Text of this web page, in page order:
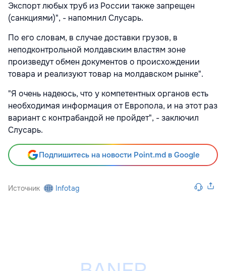
Экспорт любых труб из России также запрещен
(санкциями)", - напомнил Слусарь.
По его словам, в случае доставки грузов, в
неподконтрольной молдавским властям зоне
произведут обмен документов о происхождении
товара и реализуют товар на молдавском рынке".
"Я очень надеюсь, что у компетентных органов есть
необходимая информация от Европола, и на этот раз
вариант с контрабандой не пройдет", - заключил
Слусарь.
Подпишитесь на новости Point.md в Google
Источник Infotag